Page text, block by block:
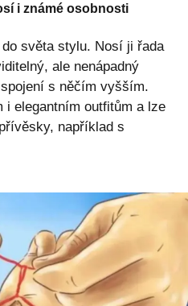
i známé osobnosti
světa stylu. Nosí ji řada
ale nenápadný
s něčím vyšším.
elegantním outfitům a lze
například s